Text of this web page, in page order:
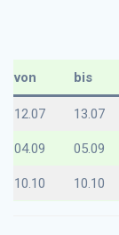
von bis
12.07 13.07
04.09 05.09
10.10 10.10